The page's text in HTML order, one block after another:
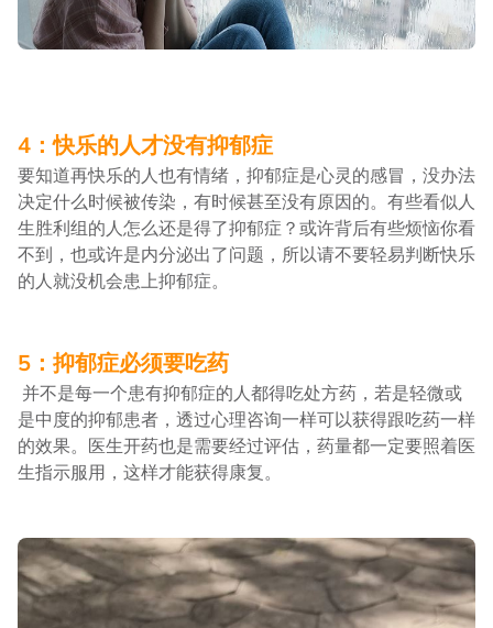
4：快乐的人才没有抑郁症
要知道再快乐的人也有情绪，抑郁症是心灵的感冒，没办法
决定什么时候被传染，有时候甚至没有原因的。有些看似人
生胜利组的人怎么还是得了抑郁症？或许背后有些烦恼你看
不到，也或许是内分泌出了问题，所以请不要轻易判断快乐
的人就没机会患上抑郁症。
5：抑郁症必须要吃药
并不是每一个患有抑郁症的人都得吃处方药，若是轻微或
是中度的抑郁患者，透过心理咨询一样可以获得跟吃药一样
的效果。医生开药也是需要经过评估，药量都一定要照着医
生指示服用，这样才能获得康复。